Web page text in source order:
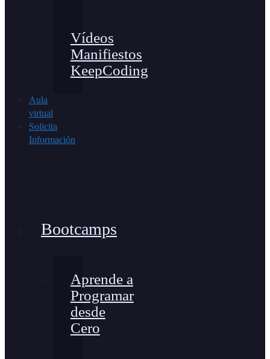
Vídeos
Manifiestos
KeepCoding
Aula
virtual
Solicita
Información
Bootcamps
Aprende a
Programar
desde
Cero